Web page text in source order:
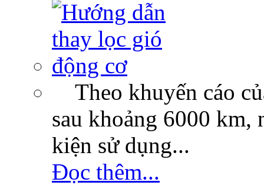
Theo khuyến cáo
sau khoảng 6000 km,
kiện sử dụng...
Đọc thêm...